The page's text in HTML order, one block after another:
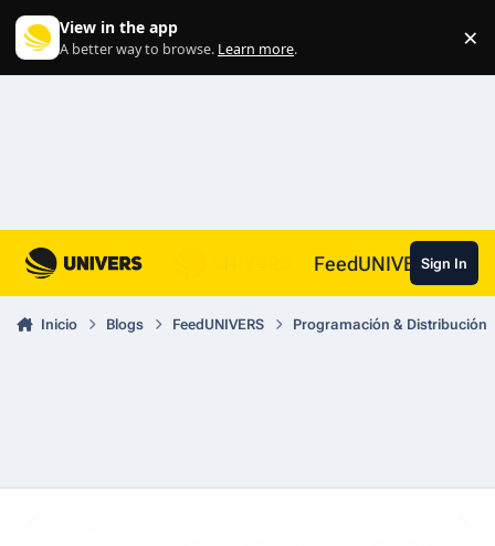
View in the app
A better way to browse. Learn more. ×
FeedUNIVERSSign In
Inicio Blogs FeedUNIVERS Programación & Distribución